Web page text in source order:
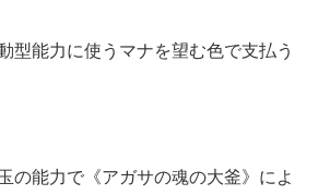
型能力に使うマナを望む色で支払う
の能力で《アガサの魂の大釜》によ